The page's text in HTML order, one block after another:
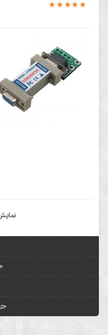
نمایش 1 تا 3 از 3 (1